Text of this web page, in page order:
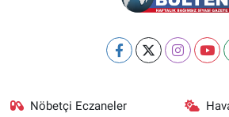
Nöbetçi Eczaneler